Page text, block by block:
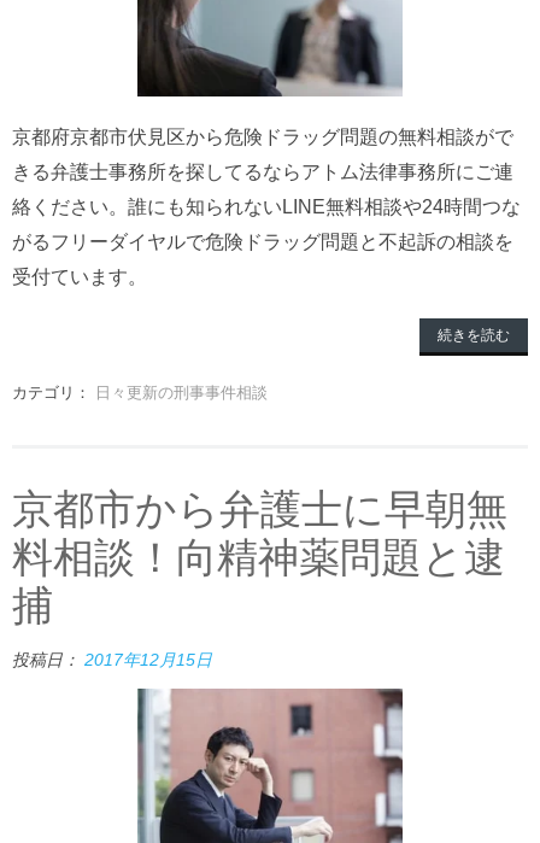
京都府京都市伏見区から危険ドラッグ問題の無料相談がで
きる弁護士事務所を探してるならアトム法律事務所にご連
絡ください。誰にも知られないLINE無料相談や24時間つな
がるフリーダイヤルで危険ドラッグ問題と不起訴の相談を
受付ています。
続きを読む
カテゴリ： 日々更新の刑事事件相談
京都市から弁護士に早朝無
料相談！向精神薬問題と逮
捕
投稿日： 2017年12月15日